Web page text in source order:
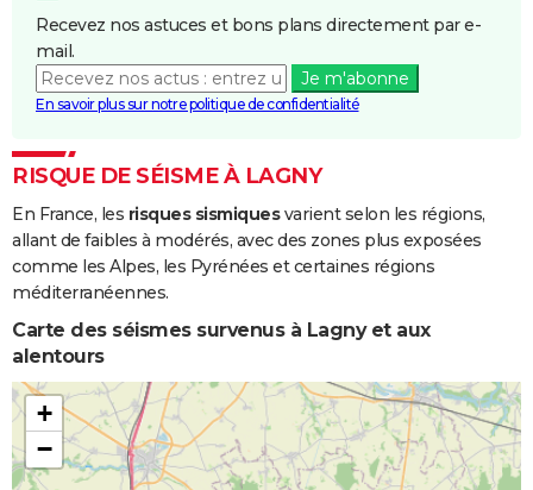
Recevez nos astuces et bons plans directement par e-
mail.
Je m'abonne
En savoir plus sur notre politique de confidentialité
RISQUE DE SÉISME À LAGNY
En France, les risques sismiquesvarient selon les régions,
allant de faibles à modérés, avec des zones plus exposées
comme les Alpes, les Pyrénées et certaines régions
méditerranéennes.
Carte des séismes survenus à Lagny et aux
alentours
+
−